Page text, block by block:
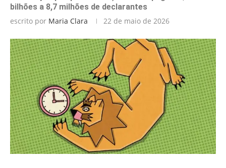
bilhões a 8,7 milhões de declarantes
escrito por Maria Clara 22 de maio de 2026